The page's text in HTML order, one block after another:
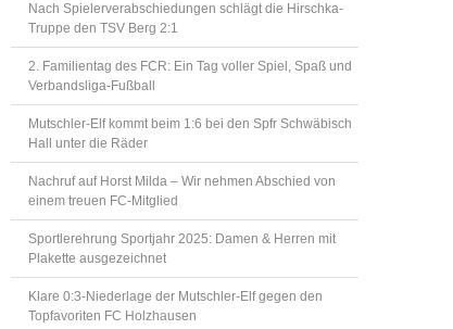
Nach Spielerverabschiedungen schlägt die Hirschka-
Truppe den TSV Berg 2:1
2. Familientag des FCR: Ein Tag voller Spiel, Spaß und
Verbandsliga-Fußball
Mutschler-Elf kommt beim 1:6 bei den Spfr Schwäbisch
Hall unter die Räder
Nachruf auf Horst Milda – Wir nehmen Abschied von
einem treuen FC-Mitglied
Sportlerehrung Sportjahr 2025: Damen & Herren mit
Plakette ausgezeichnet
Klare 0:3-Niederlage der Mutschler-Elf gegen den
Topfavoriten FC Holzhausen